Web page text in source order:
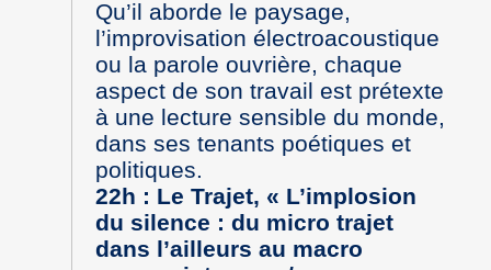
Qu’il aborde le paysage,
l’improvisation électroacoustique
ou la parole ouvrière, chaque
aspect de son travail est prétexte
à une lecture sensible du monde,
dans ses tenants poétiques et
politiques.
22h : Le Trajet, « L’implosion
du silence : du micro trajet
dans l’ailleurs au macro